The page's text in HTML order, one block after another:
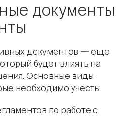
документы
документов 一 еще
будет влиять на
Основные виды
необходимо учесть:
по работе с